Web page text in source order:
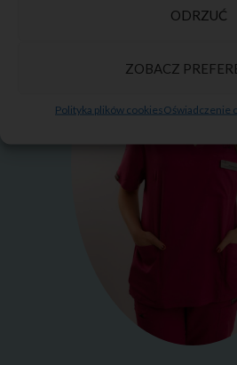
ODRZUĆ
ZOBACZ
Polityka plików cookiesOświadczenie